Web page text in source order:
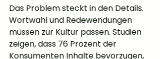
Das Problem steckt in den Details.
Wortwahl und Redewendungen
müssen zur Kultur passen. Studien
zeigen, dass 76 Prozent der
Konsumenten Inhalte bevorzugen,